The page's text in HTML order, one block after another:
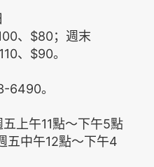
、$80；週末
、$90。
6490。
上午11點～下午5點
五中午12點～下午4